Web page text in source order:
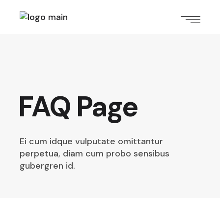
FAQ Page
Ei cum idque vulputate omittantur
perpetua, diam cum probo sensibus
gubergren id.